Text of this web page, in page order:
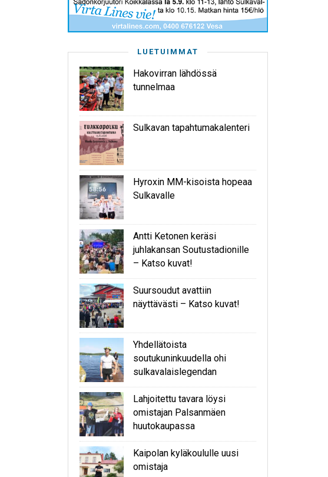
LUETUIMMAT
Hakovirran lähdössä
tunnelmaa
Sulkavan tapahtumakalenteri
Hyroxin MM-kisoista hopeaa
Sulkavalle
Antti Ketonen keräsi
juhlakansan Soutustadionille
– Katso kuvat!
Suursoudut avattiin
näyttävästi – Katso kuvat!
Yhdellätoista
soutukuninkuudella ohi
sulkavalaislegendan
Lahjoitettu tavara löysi
omistajan Palsanmäen
huutokaupassa
Kaipolan kyläkoululle uusi
omistaja